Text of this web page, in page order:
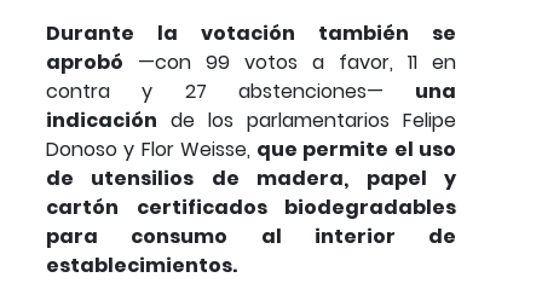
Durante la votación también se
aprobó —con 99 votos a favor, 11 en
contra y 27 abstenciones— una
indicación de los parlamentarios Felipe
Donoso y Flor Weisse, que permite el uso
de utensilios de madera, papel y
cartón certificados biodegradables
para consumo al interior de
establecimientos.